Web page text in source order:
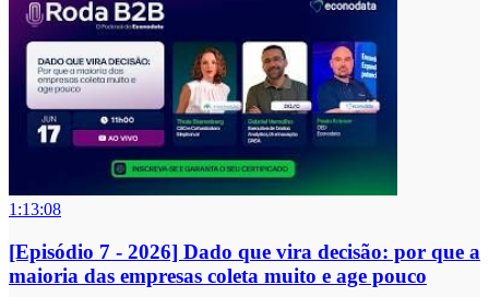
1:13:08
[Episódio 7 - 2026] Dado que vira decisão: por que a
maioria das empresas coleta muito e age pouco